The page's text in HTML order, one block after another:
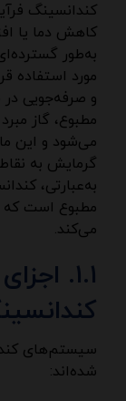
کندانسینگ
کاهش دما یا
به‌طور
مورد استفاده
و صرفه‌جویی
مطبوع، گاز
می‌شود و این
گرمایش به
به‌عبارتی،
مطبوع است که
می‌کند.
۱.۱.
سیستم‌های
شده‌اند: